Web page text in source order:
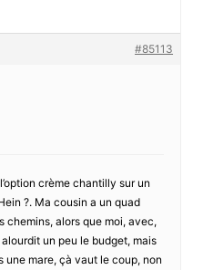
#85113
crème chantilly sur un
?. Ma cousin a un quad
chemins, alors que moi, avec,
un peu le budget, mais
une mare, çà vaut le coup, non